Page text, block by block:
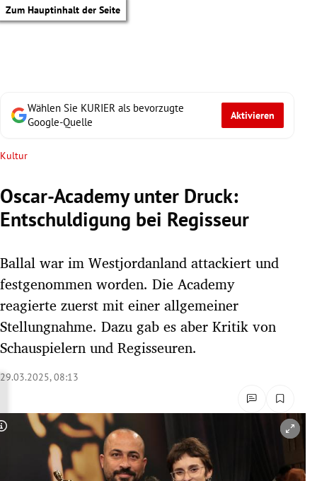
Zum Hauptinhalt der Seite
Untermenü
Untermenü
Untermenü
Untermenü
Wählen Sie KURIER als bevorzugte
Google-Quelle
Aktivieren
Kultur
Oscar-Academy unter Druck:
Entschuldigung bei Regisseur
Ballal war im Westjordanland attackiert und
festgenommen worden. Die Academy
reagierte zuerst mit einer allgemeiner
Stellungnahme. Dazu gab es aber Kritik von
Schauspielern und Regisseuren.
29.03.2025, 08:13
Copyright-Hinweis öffnen/schließen